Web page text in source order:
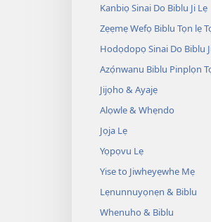
Kanbiọ Sinai Do Biblu Ji Lẹ
Zẹẹmẹ Wefọ Biblu Tọn lẹ
Hodọdopọ Sinai Do Biblu
Azọ́nwanu Biblu Pinplọn
Jijọho & Ayajẹ
Alọwle & Whẹndo
Jọja Lẹ
Yọpọvu Lẹ
Yise to Jiwheyẹwhe Mẹ
Lẹnunnuyọnẹn & Biblu
Whenuho & Biblu